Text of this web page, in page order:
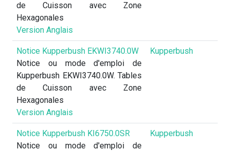
de Cuisson avec Zone
Hexagonales
Version Anglais
Notice Kupperbush EKWI3740.0W
Notice ou mode d'emploi de
Kupperbush EKWI3740.0W. Tables
de Cuisson avec Zone
Hexagonales
Version Anglais
Kupperbush
Notice Kupperbush KI6750.0SR
Notice ou mode d'emploi de
Kupperbush